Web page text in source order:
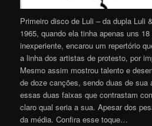
Primeiro disco de Luli – da dupla Luli
1965, quando ela tinha apenas uns
inexperiente, encarou um repertório
a linha dos artistas de protesto, por
Mesmo assim mostrou talento e
de doze canções, sendo duas de sua
essas duas faixas que contrastam
claro qual seria a sua. Apesar dos
da média. Confira esse toque…